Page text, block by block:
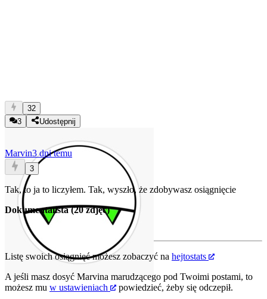
32
3
Udostępnij
Marvin3 dni temu
3
Tak, to ja to liczyłem. Tak, wyszło, że zdobywasz osiągnięcie
Dokumentalista (20 zdjęć)
Listę swoich osiągnięć możesz zobaczyć na hejtostats
A jeśli masz dosyć Marvina marudzącego pod Twoimi postami, to
możesz mu w ustawieniach powiedzieć, żeby się odczepił.